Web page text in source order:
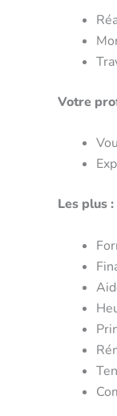
Votre
Les plus :